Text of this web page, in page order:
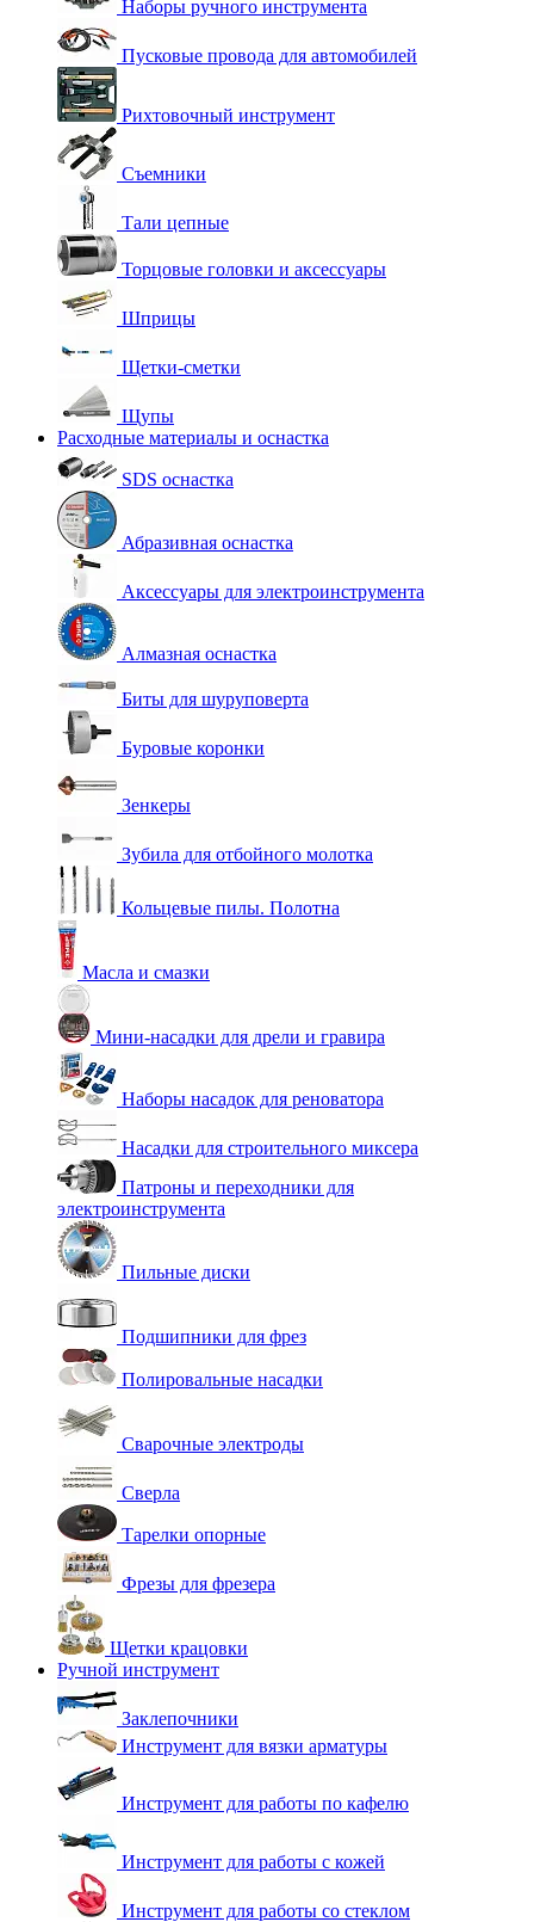
Наборы ручного инструмента
Пусковые провода для автомобилей
Рихтовочный инструмент
Съемники
Тали цепные
Торцовые головки и аксессуары
Шприцы
Щетки-сметки
Щупы
Расходные материалы и оснастка
SDS оснастка
Абразивная оснастка
Аксессуары для электроинструмента
Алмазная оснастка
Биты для шуруповерта
Буровые коронки
Зенкеры
Зубила для отбойного молотка
Кольцевые пилы. Полотна
Масла и смазки
Мини-насадки для дрели и гравира
Наборы насадок для реноватора
Насадки для строительного миксера
Патроны и переходники для
электроинструмента
Пильные диски
Подшипники для фрез
Полировальные насадки
Сварочные электроды
Сверла
Тарелки опорные
Фрезы для фрезера
Щетки крацовки
Ручной инструмент
Заклепочники
Инструмент для вязки арматуры
Инструмент для работы по кафелю
Инструмент для работы с кожей
Инструмент для работы со стеклом